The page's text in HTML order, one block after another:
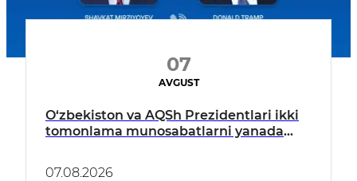
07
AVGUST
O‘zbekiston va AQSh Prezidentlari ikki
tomonlama munosabatlarni yanada
07.08.2026